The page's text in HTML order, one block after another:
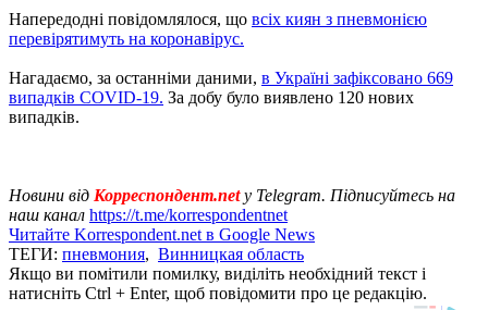
Напередодні повідомлялося, що всіх киян з пневмонією
перевірятимуть на коронавірус.
Нагадаємо, за останніми даними, в Україні зафіксовано 669
випадків COVID-19. За добу було виявлено 120 нових
випадків.
Новини від Корреспондент.net у Telegram. Підписуйтесь на
наш канал https://t.me/korrespondentnet
Читайте Korrespondent.net в Google News
ТЕГИ: пневмония, Винницкая область
Якщо ви помітили помилку, виділіть необхідний текст і
натисніть Ctrl + Enter, щоб повідомити про це редакцію.